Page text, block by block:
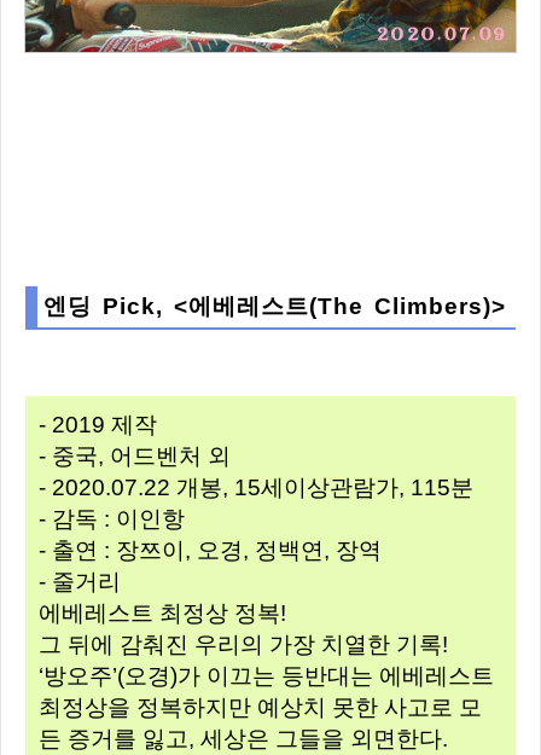
엔딩 Pick, <에베레스트(The Climbers)>
- 2019 제작
- 중국, 어드벤처 외
- 2020.07.22 개봉, 15세이상관람가, 115분
- 감독 : 이인항
- 출연 : 장쯔이, 오경, 정백연, 장역
- 줄거리
에베레스트 최정상 정복!
그 뒤에 감춰진 우리의 가장 치열한 기록!
‘방오주’(오경)가 이끄는 등반대는 에베레스트
최정상을 정복하지만 예상치 못한 사고로 모
든 증거를 잃고, 세상은 그들을 외면한다.